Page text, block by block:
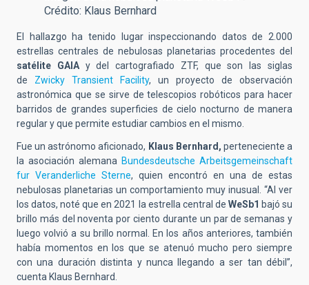
Crédito: Klaus Bernhard
El hallazgo ha tenido lugar inspeccionando datos de 2.000
estrellas centrales de nebulosas planetarias procedentes del
satélite GAIAy del cartografiado ZTF, que son las siglas
de Zwicky Transient Facility, un proyecto de observación
astronómica que se sirve de telescopios robóticos para hacer
barridos de grandes superficies de cielo nocturno de manera
regular y que permite estudiar cambios en el mismo.
Fue un astrónomo aficionado, Klaus Bernhard, perteneciente a
la asociación alemana Bundesdeutsche Arbeitsgemeinschaft
fur Veranderliche Sterne, quien encontró en una de estas
nebulosas planetarias un comportamiento muy inusual. “Al ver
los datos, noté que en 2021 la estrella central de WeSb1 bajó su
brillo más del noventa por ciento durante un par de semanas y
luego volvió a su brillo normal. En los años anteriores, también
había momentos en los que se atenuó mucho pero siempre
con una duración distinta y nunca llegando a ser tan débil”,
cuenta Klaus Bernhard.